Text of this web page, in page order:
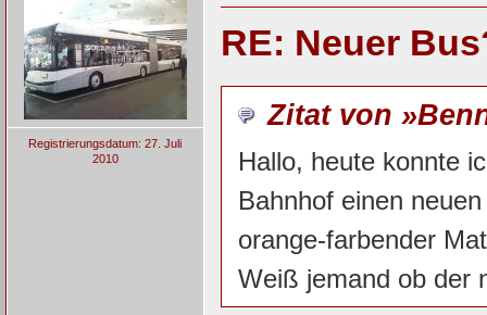
Registrierungsdatum: 27. Juli
2010
RE: Neuer
Zitat von
Hallo, heute konnte
Bahnhof einen
orange-farbender
Weiß jemand ob der